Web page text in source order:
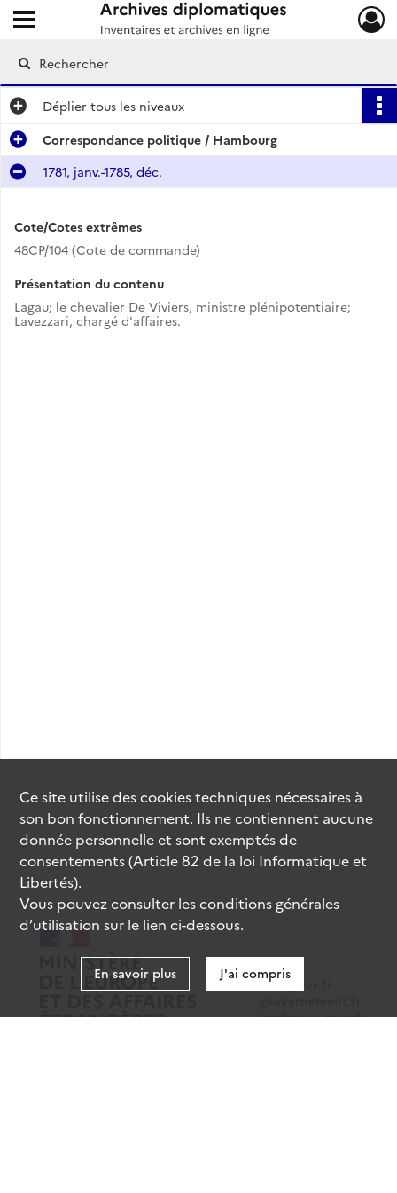
Archives diplomatiques
Ouvrir le menu déroulant
Déplier tous les niveaux
Correspondance politique / Hambourg
1781, janv.-1785, déc.
Cote/Cotes extrêmes
48CP/104 (Cote de commande)
Présentation du contenu
Lagau; le chevalier De Viviers, ministre plénipotentiaire;
Lavezzari, chargé d'affaires.
data.gouv.fr
legifrance.gouv.fr
Ce site utilise descookiestechniques nécessaires à
son bon fonctionnement. Ils ne contiennent aucune
donnée personnelle et sont exemptés de
consentements (Article 82 de la loi Informatique et
Libertés).
Vous pouvez consulter les conditions générales
d’utilisation sur le lien ci-dessous.
En savoir plus J'ai compris